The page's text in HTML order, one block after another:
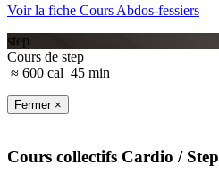
Voir la fiche Cours Abdos-fessiers
step
Cours de step
≈ 600 cal 45 min
Fermer ×
Cours collectifs Cardio / Step